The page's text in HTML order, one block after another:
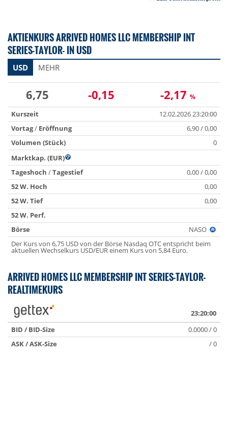
AKTIENKURS ARRIVED HOMES LLC MEMBERSHIP INT
SERIES-TAYLOR- IN USD
USD MEHR
6,75 -0,15 -2,17 %
Kurszeit
12.02.2026 23:20:00
Vortag/ Eröffnung
6,90 / 0,00
Volumen (Stück)
0
Marktkap. (EUR)
Tageshoch /Tagestief
0,00 / 0,00
52 W. Hoch
0,00
52 W. Tief
0,00
52 W. Perf.
Börse
NASO
Der Kurs von 6,75 USD von der Börse Nasdaq OTC entspricht beim
aktuellen Wechselkurs USD/EUR einem Kurs von 5,84 Euro.
ARRIVED HOMES LLC MEMBERSHIP INT SERIES-TAYLOR-
REALTIMEKURS
23:20:00
BID / BID-Size
0.0000 / 0
ASK / ASK-Size
/ 0